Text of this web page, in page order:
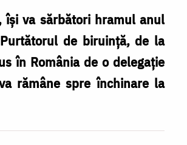
își va sărbători hramul anul
de biruință, de la
în România de o delegație
rămâne spre închinare la